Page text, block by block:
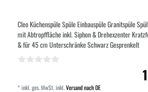
Cleo Küchenspüle Spüle Einbauspüle Granitspüle
mit Abtropffläche inkl. Siphon & Drehexzenter
& für 45 cm Unterschränke Schwarz Gesprenkelt
*inkl. ges. MwSt.inkl.Versand nach DE